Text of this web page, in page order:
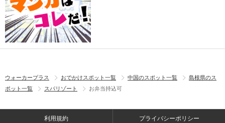
ウォーカープラス おでかけスポット一覧 中国のスポット一覧
島根県のス
ポット一覧
スパリゾート お弁当持込可
利用規約 プライバシーポリシー